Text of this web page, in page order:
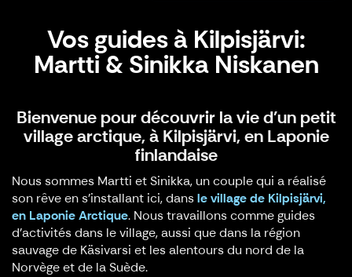
Vos guides à Kilpisjärvi:
Martti & Sinikka Niskanen
Bienvenue pour découvrir la vie d'un petit
village arctique, à Kilpisjärvi, en Laponie
finlandaise
Nous sommes Martti et Sinikka, un couple qui a réalisé
son rêve en s’installant ici, dansle village de Kilpisjärvi,
en Laponie Arctique. Nous travaillons comme guides
d’activités dans le village, aussi que dans la région
sauvage de Käsivarsi et les alentours du nord de la
Norvège et de la Suède.